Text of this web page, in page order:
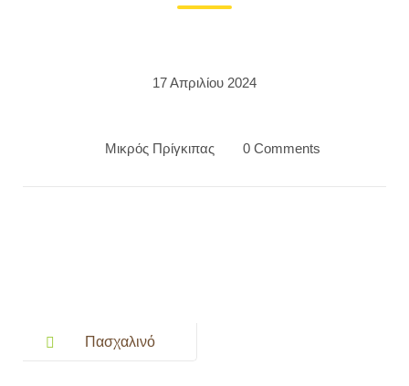
17 Απριλίου 2024
Μικρός Πρίγκιπας 0 Comments
navigationΠασχαλινό